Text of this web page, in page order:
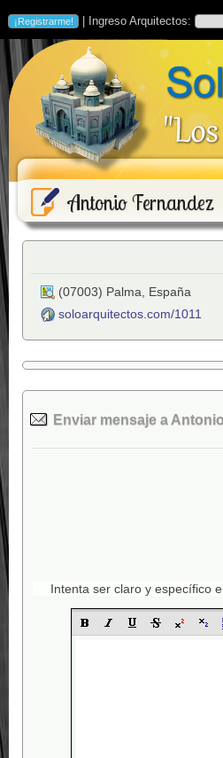
| Ingreso Arquitectos:
Antonio Fernandez
(07003) Palma
España
soloarquitectos.com/1011
Enviar mensaje a
Intenta ser claro y específico